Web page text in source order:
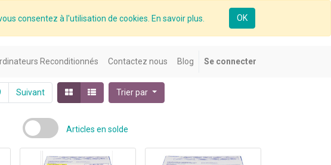
consentez à l'utilisation de cookies. En savoir plus. OK
Reconditionnés Contactez nous Blog Se connecter
Suivant Trier par
Articles en solde